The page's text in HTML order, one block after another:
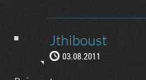
Jthiboust
03.08.2011